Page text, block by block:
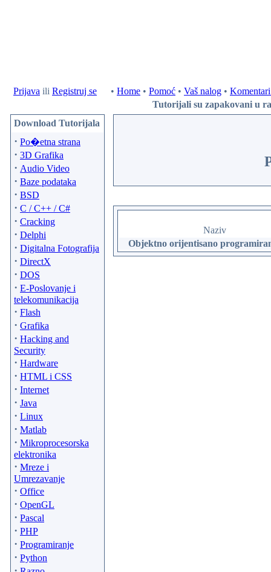
Prijava ili Registruj se • Home • Pomoć • Vaš nalog •
Tutorijali su zapakovani u
Download Tutorijala
· Po�etna strana
· 3D Grafika
· Audio Video
· Baze podataka
· BSD
· C / C++ / C#
· Cracking
· Delphi
· Digitalna Fotografija
· DirectX
· DOS
· E-Poslovanje i
telekomunikacija
· Flash
· Grafika
· Hacking and
Security
· Hardware
· HTML i CSS
· Internet
· Java
· Linux
· Matlab
· Mikroprocesorska
elektronika
· Mreze i
Umrezavanje
· Office
· OpenGL
· Pascal
· PHP
· Programiranje
· Python
Naziv
Objektno orijentisano